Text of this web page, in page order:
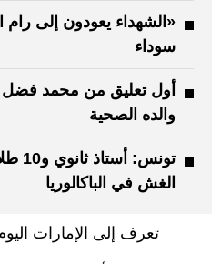
«الشهداء يعودون إلى رام
سوداء
أول تعليق من محمد فضل
والده الصحية
الغش في الباكالوريا
تعرف إلى الإمارات